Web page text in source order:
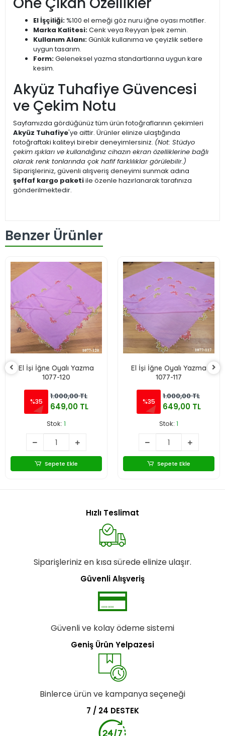
El İşçiliği: %100 el emeği göz nuru iğne oyası motifler.
Marka Kalitesi:Cenk veya Reyyan İpek zemin.
Kullanım Alanı:Günlük kullanıma ve çeyizlik setlere
uygun tasarım.
Form:Geleneksel yazma standartlarına uygun kare
kesim.
Akyüz Tuhafiye Güvencesi
ve Çekim Notu
Sayfamızda gördüğünüz tüm ürün fotoğraflarının çekimleri
Akyüz Tuhafiye'ye aittir. Ürünler elinize ulaştığında
fotoğraftaki kaliteyi birebir deneyimlersiniz. (Not: Stüdyo
çekim ışıkları ve kullandığınız cihazın ekran özelliklerine bağlı
olarak renk tonlarında çok hafif farklılıklar görülebilir.)
Siparişleriniz, güvenli alışveriş deneyimi sunmak adına
şeffaf kargo paketiile özenle hazırlanarak tarafınıza
gönderilmektedir.
Benzer Ürünler
El İşi İğne Oyalı Yazma
1077-120
%35
1.000,00 TL
649,00 TL
Stok: 1
Sepete Ekle
El İşi İğne Oyalı Yazma
1077-117
%35
1.000,00 TL
649,00 TL
Stok: 1
Sepete Ekle
Hızlı Teslimat
Siparişleriniz en kısa sürede elinize ulaşır.
Güvenli Alışveriş
Güvenli ve kolay ödeme sistemi
Geniş Ürün Yelpazesi
Binlerce ürün ve kampanya seçeneği
7 / 24 DESTEK